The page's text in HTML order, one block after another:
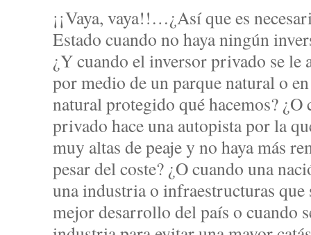
¡¡Vaya, vaya!!…¿Así que es
Estado cuando no haya ningún
¿Y cuando el inversor privado se le
por medio de un parque natural o
natural protegido qué hacemos?
privado hace una autopista por la
muy altas de peaje y no haya más
pesar del coste? ¿O cuando una
una industria o infraestructuras
mejor desarrollo del país o cuando